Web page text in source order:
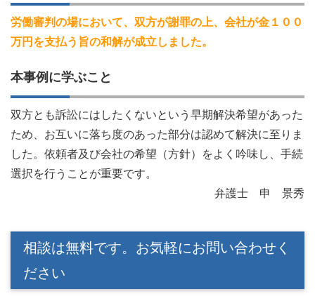
労働審判の場において、双方が謝罪の上、会社が金１００
万円を支払う旨の和解が成立しました。
本事例に学ぶこと
双方とも訴訟にはしたくないという早期解決希望があった
ため、お互いに落ち度のあった部分は認めて解決に至りま
した。依頼者及び会社の希望（方針）をよく吟味し、手続
選択を行うことが重要です。
弁護士 申 景秀
相談は無料です。お気軽にお問い合わせく
ださい